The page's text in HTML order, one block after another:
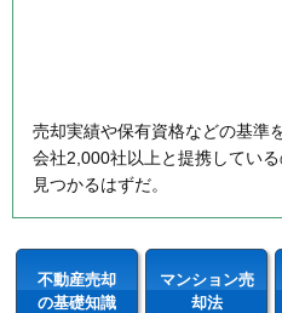
売却実績や保有資格などの基準
会社2,000社以上と提携してい
見つかるはずだ。
不動産売却
の基礎知識
マンション売
却法